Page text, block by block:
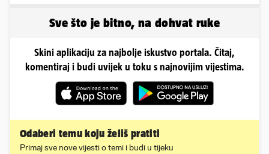
Sve što je bitno, na dohvat ruke
Skini aplikaciju za najbolje iskustvo portala. Čitaj,
komentiraj i budi uvijek u toku s najnovijim vijestima.
Odaberi temu koju želiš pratiti
Primaj sve nove vijesti o temi i budi u tijeku